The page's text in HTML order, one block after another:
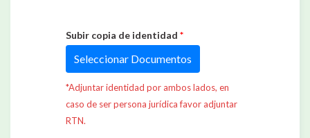
Subir copia de identidad *
Seleccionar Documentos
*Adjuntar identidad por ambos lados, en
caso de ser persona jurídica favor adjuntar
RTN.